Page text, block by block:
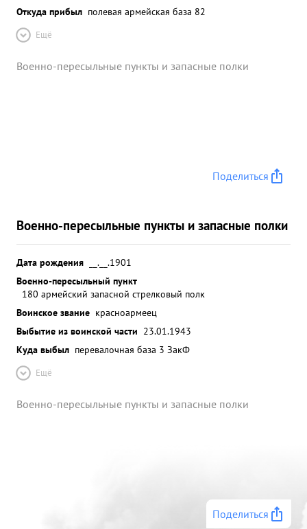
Откуда прибыл полевая армейская база 82
Ещё
Военно-пересыльные пункты и запасные полки
Поделиться
Военно-пересыльные пункты и запасные полки
Дата рождения
__.__.1901
Военно-пересыльный пункт
180 армейский запасной стрелковый полк
Воинское звание красноармеец
Выбытие из воинской части 23.01.1943
Куда выбыл перевалочная база 3 ЗакФ
Ещё
Военно-пересыльные пункты и запасные полки
Поделиться